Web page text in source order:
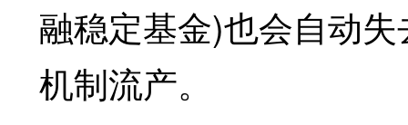
融稳定基金)也会自动
机制流产。